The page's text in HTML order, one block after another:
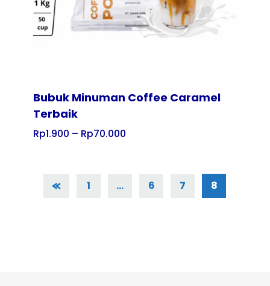
Bubuk Minuman Coffee Caramel
Terbaik
Rp1.900 – Rp70.000
1 … 6 7 8